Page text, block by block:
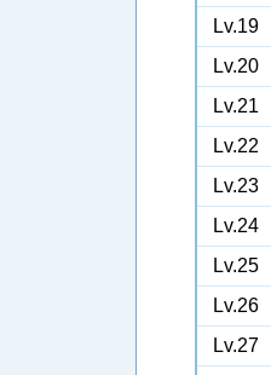
Lv.19
Lv.20
Lv.21
Lv.22
Lv.23
Lv.24
Lv.25
Lv.26
Lv.27